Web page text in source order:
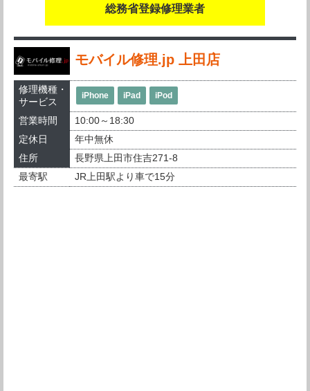
総務省登録修理業者
モバイル修理.jp 上田店
修理機種・
サービス
iPhone iPad iPod
営業時間
10:00～18:30
定休日
年中無休
住所
長野県上田市住吉271-8
最寄駅
JR上田駅より車で15分